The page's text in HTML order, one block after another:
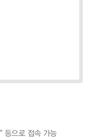
등으로 접속 가능